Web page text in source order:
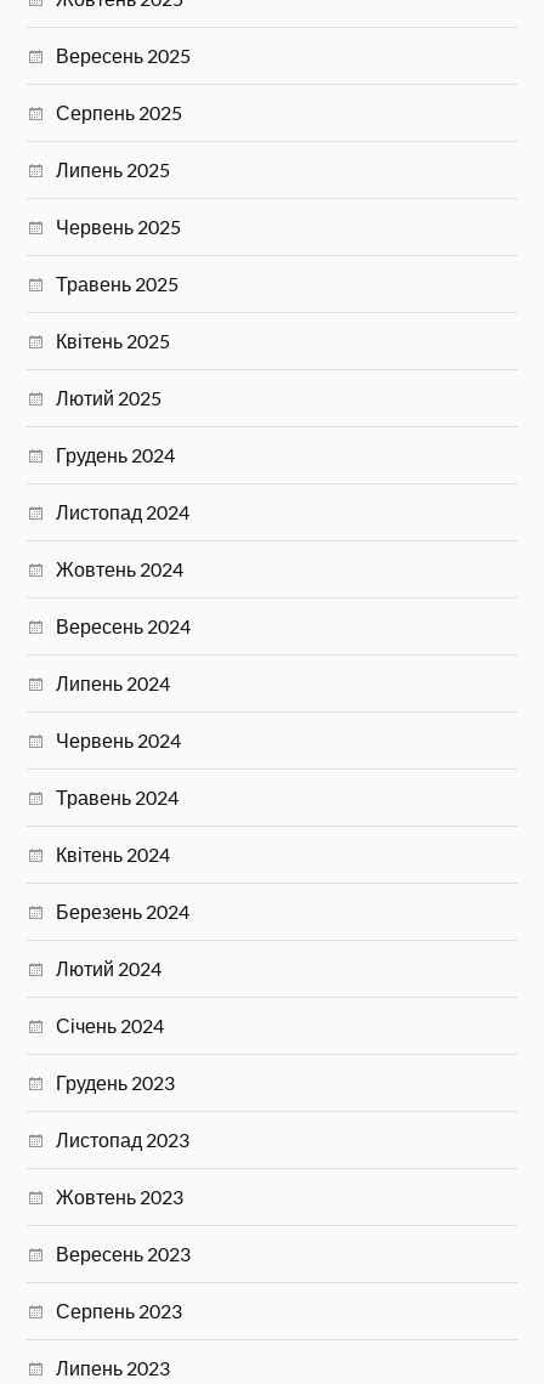
Вересень 2025
Серпень 2025
Липень 2025
Червень 2025
Травень 2025
Квітень 2025
Лютий 2025
Грудень 2024
Листопад 2024
Жовтень 2024
Вересень 2024
Липень 2024
Червень 2024
Травень 2024
Квітень 2024
Березень 2024
Лютий 2024
Січень 2024
Грудень 2023
Листопад 2023
Жовтень 2023
Вересень 2023
Серпень 2023
Липень 2023